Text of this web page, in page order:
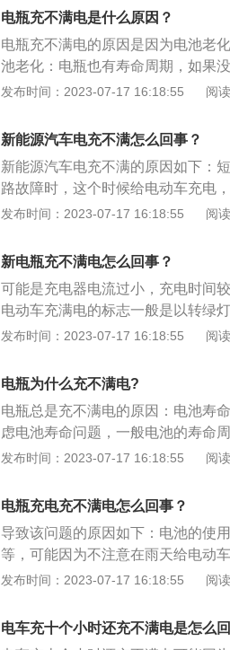
短路问题电池由于密度大，骑行的
池断路，这种情况需要去专业的维
电，需要更换电池。
灯。电池不匹配：充电器参数设置
电，最终造成电池失水，充电器充
多，造成电池内部氧循环不畅，引
不足：电池内存酸量不足，在电池
部短路：电池内部微短路，造成电
项：应避免充电时间过长，充电时
充电量衡量是最准确的，一般充电
电瓶充不满电是什么原因？
电瓶充不满电的原因是因为电池老
池老化：电瓶也有寿命周期，如果
一般的电池寿命是2年到3年之间，
者充不满。保险丝断开，需要到4s
如果是保险管和保险座之间的接触
电源接触不良，就将充电器拔下，
发布时间：2023-07-17 16:18:55 阅
新能源汽车电充不满怎么回事？
新能源汽车电充不满的原因如下：
路故障时，这个时候给电动车充电
说的充不满的情况。对于此类问题
用超过三年，很多时候都会出现失
而且充电不跳灯。
发布时间：2023-07-17 16:18:55 阅
新电瓶充不满电怎么回事？
可能是充电器电流过小，充电时间
电动车充满电的标志一般是以转绿
应避免充电时间过长，充电时间原
在以小电流一直在充电，维护高压
过高超过45摄氏度，造成电池端充
在较大数值，不能降至拐点电流值
电池不匹配，致使电池长期过充电
转灯。电池内部存酸量过多，造成
发布时间：2023-07-17 16:18:55 阅
电瓶为什么充不满电?
电瓶总是充不满电的原因：电池寿
虑电池寿命问题，一般电池的寿命
的使用习惯有关。日常合理保养电
险座之间接触不良的时候，也会出
发布时间：2023-07-17 16:18:55 阅
电瓶充电充不满电怎么回事？
导致该问题的原因如下：电池的使
等，可能因为不注意在雨天给电动
者是其他的不规范操作导致电池的
过程中，由于路途颠簸把内部的线
保险丝，个人不要私自更换内部元
发布时间：2023-07-17 16:18:55 阅
电车充十个小时还充不满电是怎么